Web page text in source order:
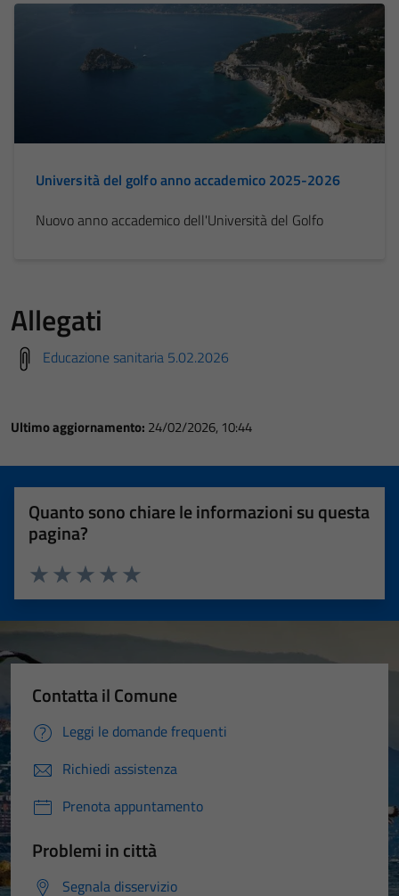
Università del golfo anno accademico 2025-2026
Nuovo anno accademico dell'Università del Golfo
Allegati
Educazione sanitaria 5.02.2026
Ultimo aggiornamento: 24/02/2026, 10:44
Quanto sono chiare le informazioni su questa
pagina?
Valuta 5 stelle su 5
Valuta 4 stelle su 5
Valuta 3 stelle su 5
Valuta 2 stelle su 5
Valuta 1 stelle su 5
Contatta il Comune
Leggi le domande frequenti
Richiedi assistenza
Prenota appuntamento
Problemi in città
Segnala disservizio